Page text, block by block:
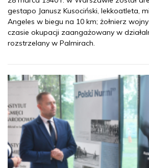
gestapo Janusz Kusociński, lekkoatleta,
Angeles w biegu na 10 km; żołnierz
czasie okupacji zaangażowany w
rozstrzelany w Palmirach.